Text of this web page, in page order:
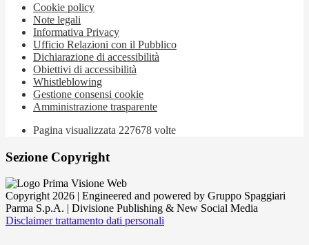
Cookie policy
Note legali
Informativa Privacy
Ufficio Relazioni con il Pubblico
Dichiarazione di accessibilità
Obiettivi di accessibilità
Whistleblowing
Gestione consensi cookie
Amministrazione trasparente
Pagina visualizzata 227678 volte
Sezione Copyright
Copyright 2026 | Engineered and powered by Gruppo Spaggiari
Parma S.p.A. | Divisione Publishing & New Social Media
Disclaimer trattamento dati personali